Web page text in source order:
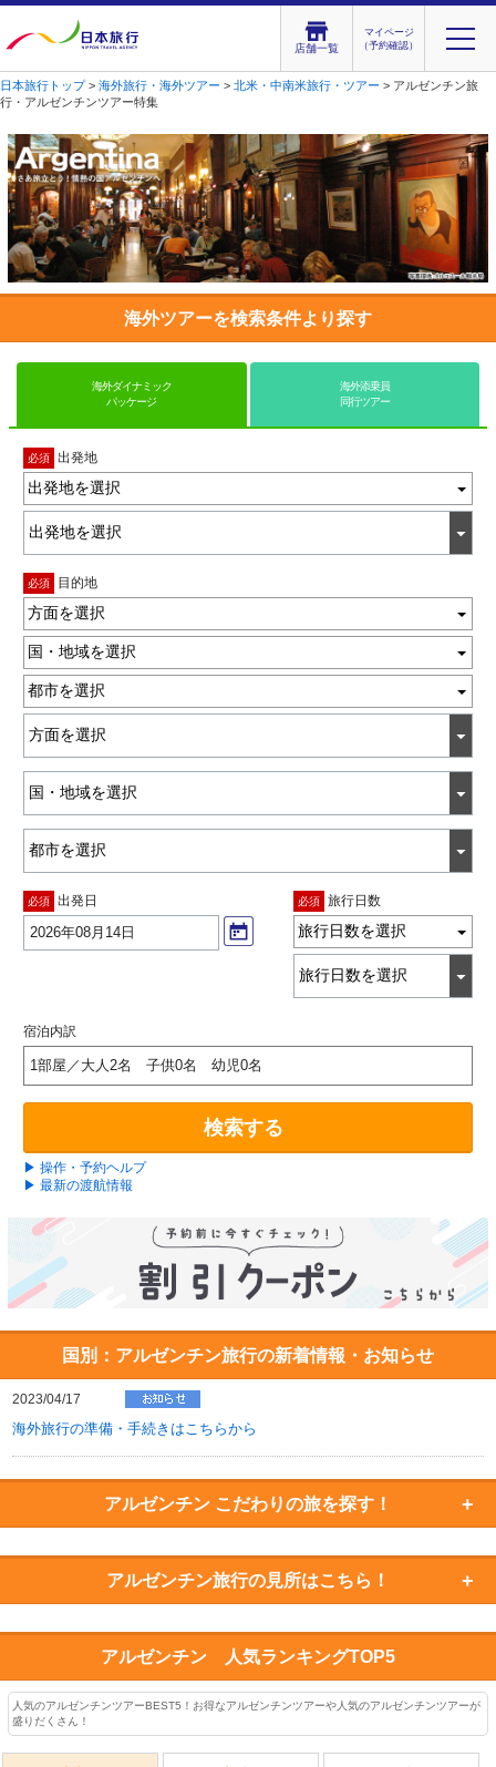
店舗一覧
マイページ
（予約確認）
日本旅行トップ> 海外旅行・海外ツアー > 北米・中南米旅行・ツアー > アルゼンチン旅
行・アルゼンチンツアー特集
海外ツアーを検索条件より探す
海外ダイナミック
パッケージ
海外添乗員
同行ツアー
必須 出発地
出発地を選択
必須 目的地
方面を選択
国・地域を選択
都市を選択
必須 出発日
2026年08月14日
必須 旅行日数
旅行日数を選択
宿泊内訳
1部屋／大人2名 子供0名 幼児0名
検索する
▶ 操作・予約ヘルプ
▶ 最新の渡航情報
国別：アルゼンチン旅行の新着情報・お知らせ
2023/04/17
海外旅行の準備・手続きはこちらから
アルゼンチン こだわりの旅を探す！
アルゼンチン旅行の見所はこちら！
アルゼンチン 人気ランキングTOP5
人気のアルゼンチンツアーBEST5！お得なアルゼンチンツアーや人気のアルゼンチンツアーが
盛りだくさん！